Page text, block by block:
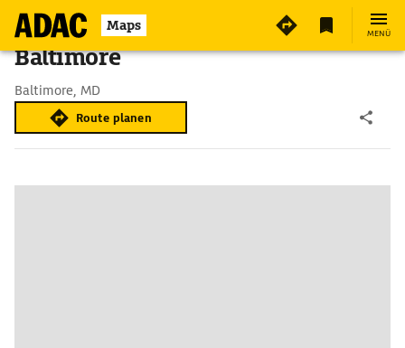
Maps MENÜ
Baltimore
Baltimore, MD
Route planen